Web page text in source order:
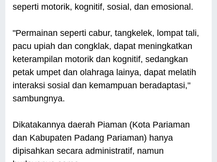
seperti motorik, kognitif, sosial, dan emosional.
"Permainan seperti cabur, tangkelek, lompat tali,
pacu upiah dan congklak, dapat meningkatkan
keterampilan motorik dan kognitif, sedangkan
petak umpet dan olahraga lainya, dapat melatih
interaksi sosial dan kemampuan beradaptasi,"
sambungnya.
Dikatakannya daerah Piaman (Kota Pariaman
dan Kabupaten Padang Pariaman) hanya
dipisahkan secara administratif, namun